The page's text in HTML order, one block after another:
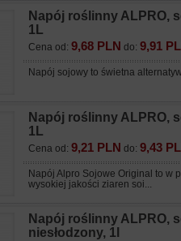
Napój roślinny ALPRO,
1L
Cena od: 9,68 PLN do: 9,91
Napój sojowy to świetna
Napój roślinny ALPRO,
1L
Cena od: 9,21 PLN do: 9,43
Napój Alpro Sojowe Original to w
wysokiej jakości ziaren soi...
Napój roślinny ALPRO,
niesłodzony, 1l